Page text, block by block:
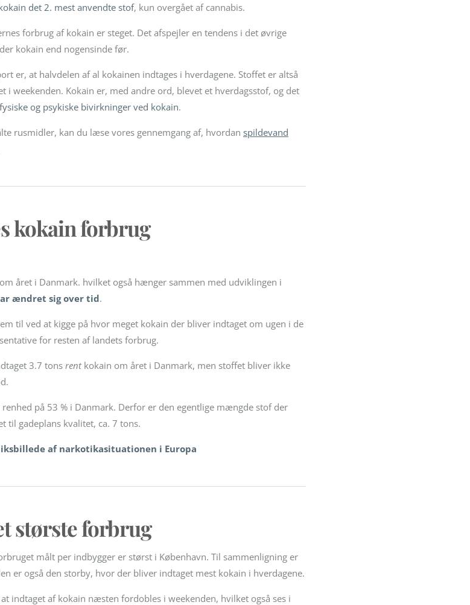
det 2. mest anvendte stof, kun overgået af cannabis.
forbrug af kokain er steget. Det afspejler en tendens i det øvrige
kokain end nogensinde før.
er, at halvdelen af al kokainen indtages i hverdagene. Stoffet er altså
weekenden. Kokain er, med andre ord, blevet et hverdagsstof, og det
og psykiske bivirkninger ved kokain.
rusmidler, kan du læse vores gennemgang af, hvordan spildevand
kokain forbrug
året i Danmark. hvilket også hænger sammen med udviklingen i
ændret sig over tid.
til ved at kigge på hvor meget kokain der bliver indtaget om ugen i de
for resten af landets forbrug.
3.7 tons rentkokain om året i Danmark, men stoffet bliver ikke
på 53 % i Danmark. Derfor er den egentlige mængde stof der
til gadeplans kvalitet, ca. 7 tons.
af narkotikasituationen i Europa
største forbrug
målt per indbygger er størst i København. Til sammenligning er
er også den storby, hvor der bliver indtaget mest kokain i hverdagene.
indtaget af kokain næsten fordobles i weekenden, hvilket også ses i